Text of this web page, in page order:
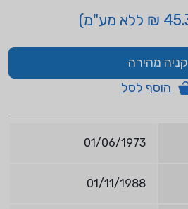
קניה מהירה
הוסף לסל
01/06/1973
01/11/1988